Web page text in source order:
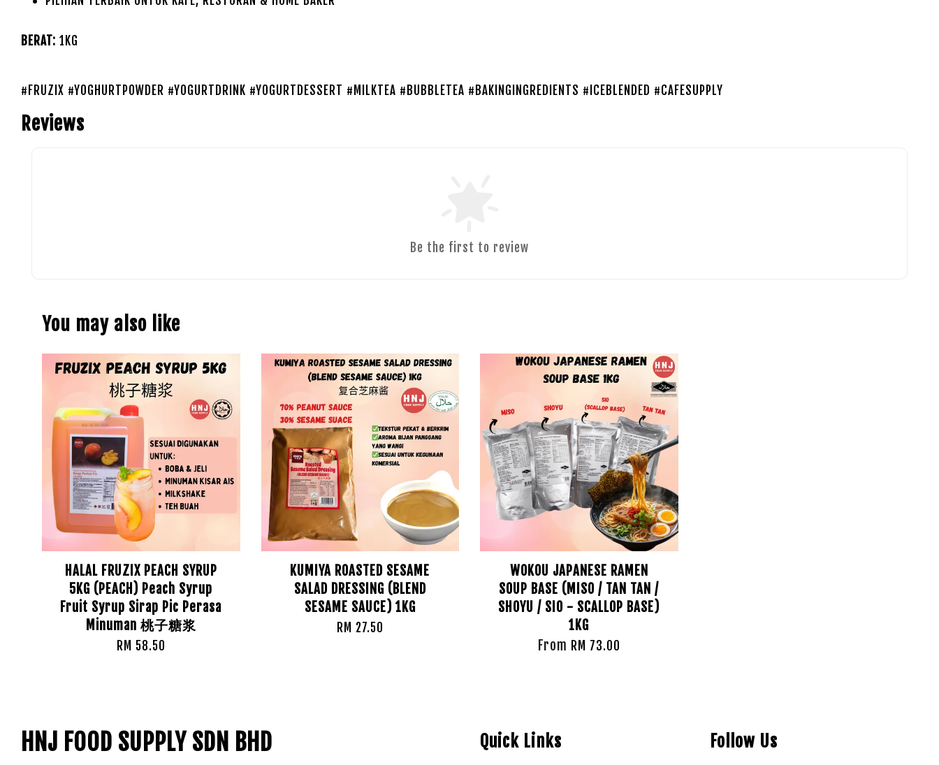
BERAT: 1KG
#FRUZIX #YOGHURTPOWDER #YOGURTDRINK #YOGURTDESSERT #MILKTEA #BUBBLETEA #BAKINGINGREDIENTS #ICEBLENDED #CAFESUPPLY
Reviews
Be the first to review
You may also like
HALAL FRUZIX PEACH SYRUP
5KG (PEACH) Peach Syrup
Fruit Syrup Sirap Pic Perasa
Minuman 桃子糖浆
RM 58.50
KUMIYA ROASTED SESAME
SALAD DRESSING (BLEND
SESAME SAUCE) 1KG
RM 27.50
WOKOU JAPANESE RAMEN
SOUP BASE (MISO / TAN TAN /
SHOYU / SIO - SCALLOP BASE)
1KG
From RM 73.00
HNJ FOOD SUPPLY SDN BHD Quick Links Follow Us